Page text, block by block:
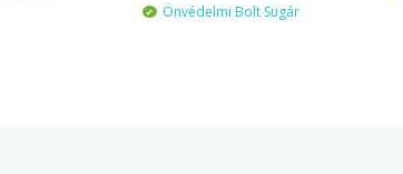
Önvédelmi Bolt Sugár